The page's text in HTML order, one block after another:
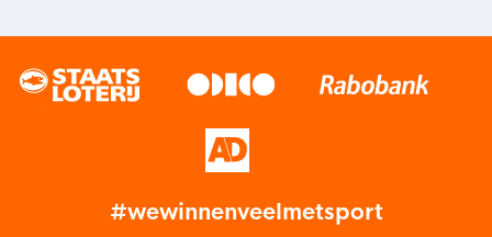
#wewinnenveelmetsport